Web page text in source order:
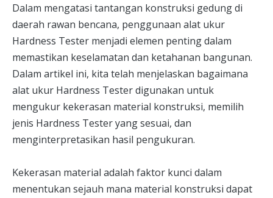
Dalam mengatasi tantangan konstruksi gedung di
daerah rawan bencana, penggunaan alat ukur
Hardness Tester menjadi elemen penting dalam
memastikan keselamatan dan ketahanan bangunan.
Dalam artikel ini, kita telah menjelaskan bagaimana
alat ukur Hardness Tester digunakan untuk
mengukur kekerasan material konstruksi, memilih
jenis Hardness Tester yang sesuai, dan
menginterpretasikan hasil pengukuran.
Kekerasan material adalah faktor kunci dalam
menentukan sejauh mana material konstruksi dapat